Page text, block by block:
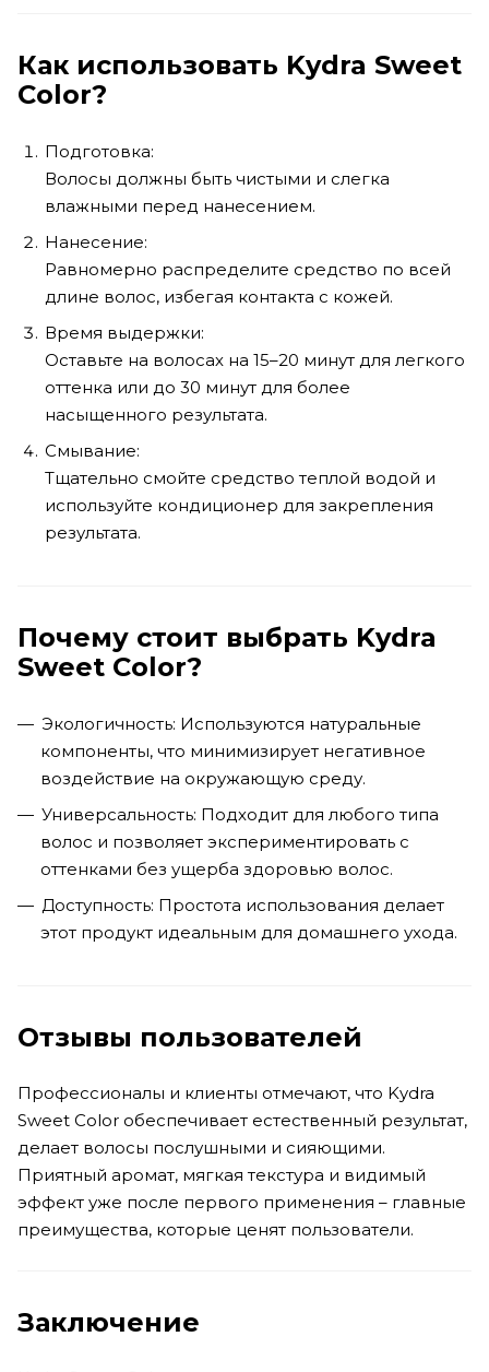
Как использовать Kydra Sweet
Color?
Подготовка:
Волосы должны быть чистыми и слегка
влажными перед нанесением.
Нанесение:
Равномерно распределите средство по всей
длине волос, избегая контакта с кожей.
Время выдержки:
Оставьте на волосах на 15–20 минут для легкого
оттенка или до 30 минут для более
насыщенного результата.
Смывание:
Тщательно смойте средство теплой водой и
используйте кондиционер для закрепления
результата.
Почему стоит выбрать Kydra
Sweet Color?
Экологичность: Используются натуральные
компоненты, что минимизирует негативное
воздействие на окружающую среду.
Универсальность: Подходит для любого типа
волос и позволяет экспериментировать с
оттенками без ущерба здоровью волос.
Доступность: Простота использования делает
этот продукт идеальным для домашнего ухода.
Отзывы пользователей
Профессионалы и клиенты отмечают, что Kydra
Sweet Color обеспечивает естественный результат,
делает волосы послушными и сияющими.
Приятный аромат, мягкая текстура и видимый
эффект уже после первого применения – главные
преимущества, которые ценят пользователи.
Заключение